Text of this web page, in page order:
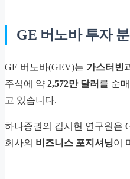
GE 버노바 투자
GE 버노바(GEV)는 가스터빈
주식에 약 2,572만 달러 를 순
고 있습니다.
하나증권의 김시현 연구원은
회사의 비즈니스 포지셔닝이